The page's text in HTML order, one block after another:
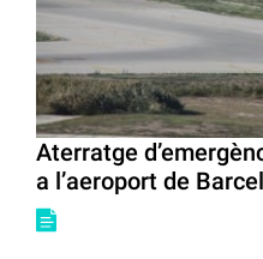
Aterratge
a l’aeroport de